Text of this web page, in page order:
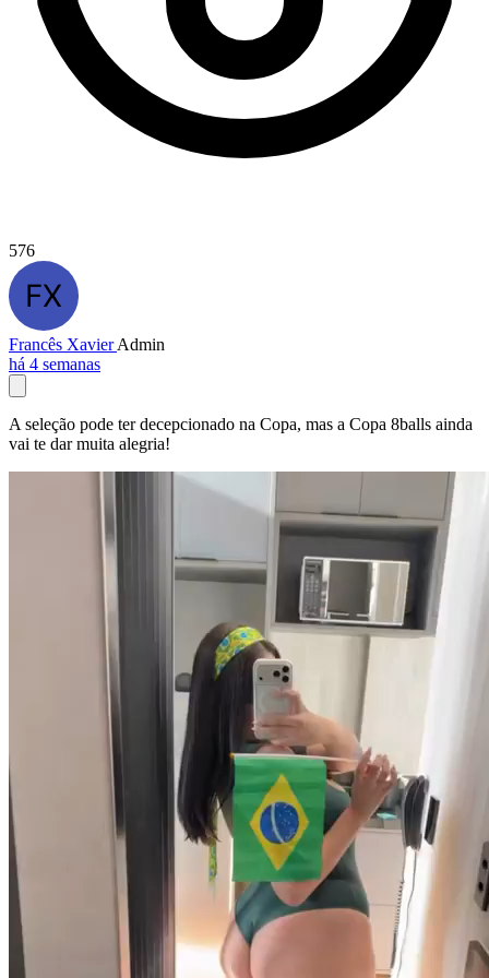
576
Francês XavierAdmin
há 4 semanas
A seleção pode ter decepcionado na Copa, mas a Copa 8balls ainda
vai te dar muita alegria!